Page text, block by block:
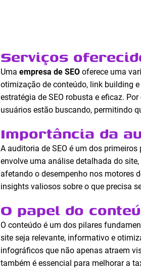
Serviços
Uma empresa de SEO oferece uma
otimização de conteúdo, link building
estratégia de SEO robusta e eficaz. Por
usuários estão buscando, permitindo
Importância da
A auditoria de SEO é um dos primeiros
envolve uma análise detalhada do
afetando o desempenho nos motores
insights valiosos sobre o que precisa
O papel do
O conteúdo é um dos pilares
site seja relevante, informativo e
infográficos que não apenas atraem
também é essencial para melhorar a